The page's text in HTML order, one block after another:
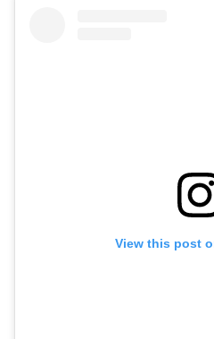
View this post